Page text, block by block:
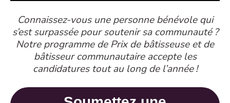
Connaissez-vous une personne bénévole qui
s’est surpassée pour soutenir sa communauté ?
Notre programme de Prix de bâtisseuse et de
bâtisseur communautaire accepte les
candidatures tout au long de l’année !